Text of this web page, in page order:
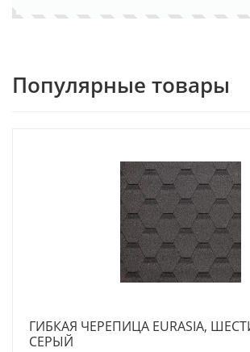
Популярные товары
ГИБКАЯ ЧЕРЕПИЦА EURASIA,
СЕРЫЙ